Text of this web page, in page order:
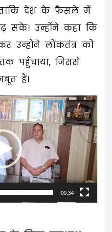
ताकि देश के फैसले में
सके।​ उन्होंने कहा कि
उन्होंने लोकतंत्र को
पहुँचाया, जिससे
हैं।
00:34